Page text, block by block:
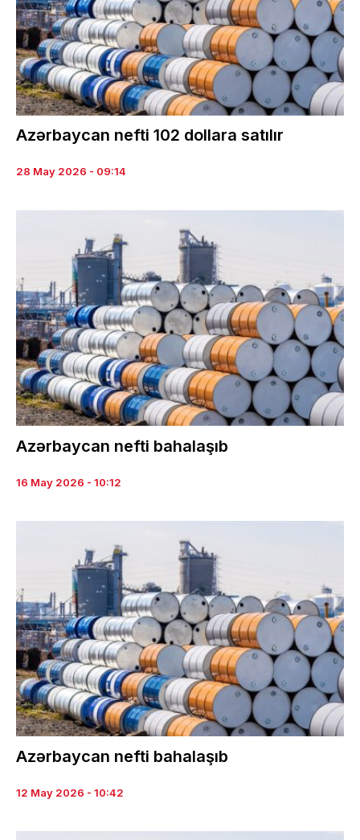
Azərbaycan nefti 102 dollara satılır
28 May 2026 - 09:14
Azərbaycan nefti bahalaşıb
16 May 2026 - 10:12
Azərbaycan nefti bahalaşıb
12 May 2026 - 10:42